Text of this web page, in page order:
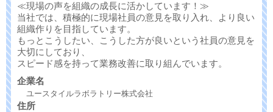
≪現場の声を組織の成長に活かしています！≫
当社では、積極的に現場社員の意見を取り入れ、より良い
組織作りを目指しています。
もっとこうしたい、こうした方が良いという社員の意見を
大切にしており、
スピード感を持って業務改善に取り組んでいます。
企業名
ユースタイルラボラトリー株式会社
住所